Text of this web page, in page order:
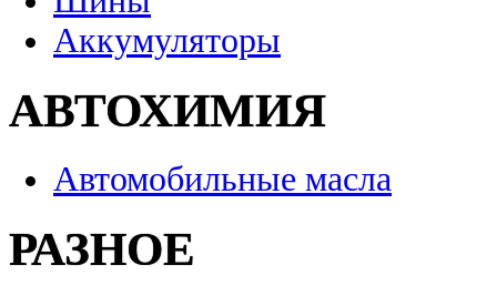
Аккумуляторы
АВТОХИМИЯ
Автомобильные масла
РАЗНОЕ